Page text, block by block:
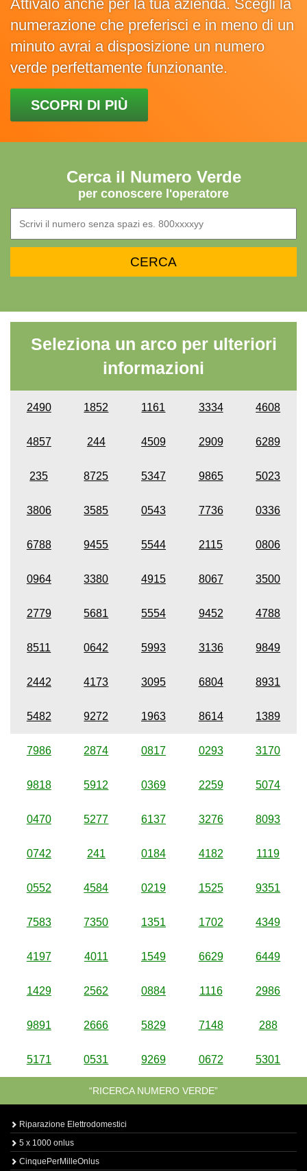
Attivalo anche per la tua azienda. Scegli la
numerazione che preferisci e in meno di un
minuto avrai a disposizione un numero
verde perfettamente funzionante.
SCOPRI DI PIÙ
Cerca il Numero Verde
per conoscere l'operatore
Seleziona un arco per ulteriori
informazioni
2490 1852 1161 3334 4608
4857 244 4509 2909 6289
235 8725 5347 9865 5023
3806 3585 0543 7736 0336
6788 9455 5544 2115 0806
0964 3380 4915 8067 3500
2779 5681 5554 9452 4788
8511 0642 5993 3136 9849
2442 4173 3095 6804 8931
5482 9272 1963 8614 1389
7986 2874 0817 0293 3170
9818 5912 0369 2259 5074
0470 5277 6137 3276 8093
0742 241 0184 4182 1119
0552 4584 0219 1525 9351
7583 7350 1351 1702 4349
4197 4011 1549 6629 6449
1429 2562 0884 1116 2986
9891 2666 5829 7148 288
5171 0531 9269 0672 5301
“RICERCA NUMERO VERDE”
Riparazione Elettrodomestici
5 x 1000 onlus
CinquePerMilleOnlus